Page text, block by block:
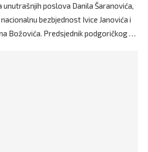
unutrašnjih poslova Danila Šaranovića,
bezbjednost Ivice Janovića i
Božovića. Predsjednik podgoričkog …